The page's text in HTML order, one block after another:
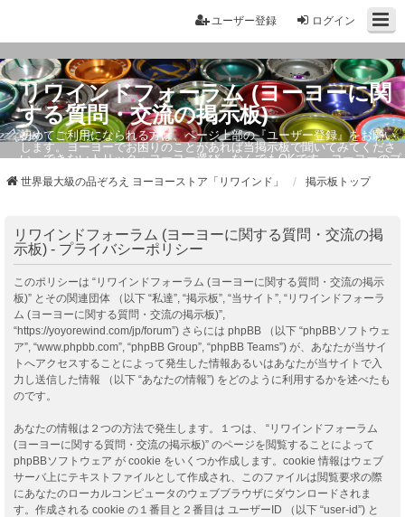
ログイン
ユーザー登録
リワインドフォーラム (ヨーヨーに関
する質問・交流の掲示板)
初めてご利用になられる方は、ページ上部の『ユーザー登録』をお願い
します。ヨーヨーでお困りのことがあれば当掲示板で聞いてみてくださ
い。できないトリック・ヨーヨー選び、なんでもOKです。ヨーヨーのプ
世界最大級の品ぞろえ ヨーヨーストア「リワインド」 掲示板トップ
リワインドフォーラム (ヨーヨーに関する質問・交流の掲
示板) - プライバシーポリシー
このポリシーは “リワインドフォーラム (ヨーヨーに関する質問・交流の掲示
板)” とその関連団体 （以下 “私達”, “掲示板”, “当サイト”, “リワインドフォーラ
ム (ヨーヨーに関する質問・交流の掲示板)”,
“https://yoyorewind.com/jp/forum”) さらには phpBB （以下 “phpBBソフトウェ
ア”, “www.phpbb.com”, “phpBB Group”, “phpBB Teams”) が、あなたが当サイ
トへアクセスすることによって発生した情報あるいはあなたが当サイトで入
力し送信した情報 （以下 “あなたの情報”) をどのように利用するかを述べたも
のです。
あなたの情報は２つの方法で発生します。１つは、 “リワインドフォーラム
(ヨーヨーに関する質問・交流の掲示板)” のページを閲覧することによって
phpBBソフトウェア が cookie をいくつか作成します。cookie 情報はウェブ
サーバ上にテキストファイルとして作成され、このファイルは閲覧要求の際
にあなたのローカルコンピュータのウェブブラウザにダウンロードされま
す。作成される cookie の１番目と２番目は ユーザーID （以下 “user-id”) と